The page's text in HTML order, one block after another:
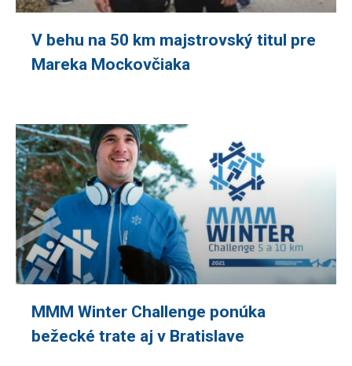
V behu na 50 km majstrovský titul pre
Mareka Mockovčiaka
MMM Winter Challenge ponúka
bežecké trate aj v Bratislave